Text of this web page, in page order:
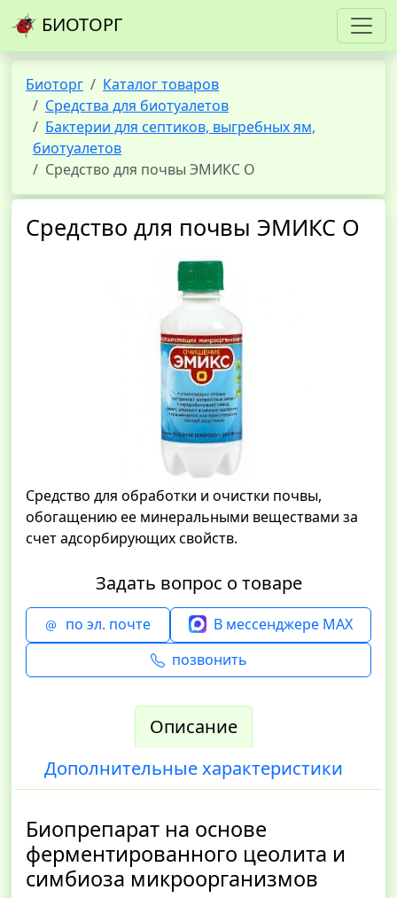
БИОТОРГ
Биоторг
Каталог товаров
Средства для биотуалетов
Бактерии для септиков, выгребных ям,
биотуалетов
Средство для почвы ЭМИКС О
Средство для почвы ЭМИКС О
Средство для обработки и очистки почвы,
обогащению ее минеральными веществами за
счет адсорбирующих свойств.
Задать вопрос о товаре
по эл. почте
В мессенджере MAX
позвонить
Описание
Дополнительные характеристики
Биопрепарат на основе
ферментированного цеолита и
симбиоза микроорганизмов